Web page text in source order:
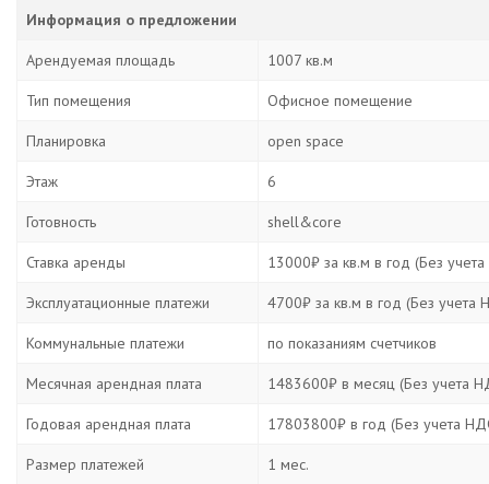
Информация о предложении
Арендуемая площадь 1007 кв.м
Тип помещения Офисное помещение
Планировка open space
Этаж 6
Готовность shell&core
Ставка аренды 13000₽ за кв.м в год (Без
Эксплуатационные платежи 4700₽ за кв.м в год (Без учета
Коммунальные платежи по показаниям счетчиков
Месячная арендная плата 1483600₽ в месяц (Без учета
Годовая арендная плата 17803800₽ в год (Без учета
Размер платежей 1 мес.